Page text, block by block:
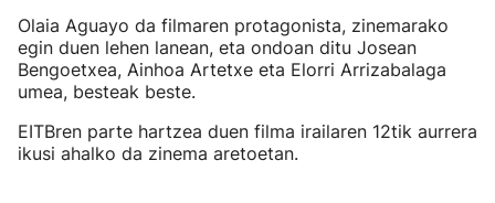
Olaia Aguayo da filmaren protagonista, zinemarako
egin duen lehen lanean, eta ondoan ditu Josean
Bengoetxea, Ainhoa Artetxe eta Elorri Arrizabalaga
umea, besteak beste.
EITBren parte hartzea duen filma irailaren 12tik aurrera
ikusi ahalko da zinema aretoetan.